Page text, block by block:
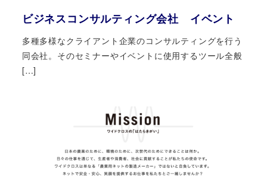
ビジネスコンサルティング会社 イベント
多種多様なクライアント企業のコンサルティングを行う
同会社。そのセミナーやイベントに使用するツール全般
[…]